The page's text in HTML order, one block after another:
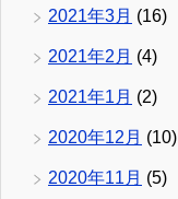
2021年3月 (16)
2021年2月 (4)
2021年1月 (2)
2020年12月 (10)
2020年11月 (5)